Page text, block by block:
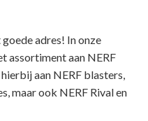
adres! In onze
assortimentaan NERF
hierbij aan NERF blasters,
, maar ook NERF Rival en